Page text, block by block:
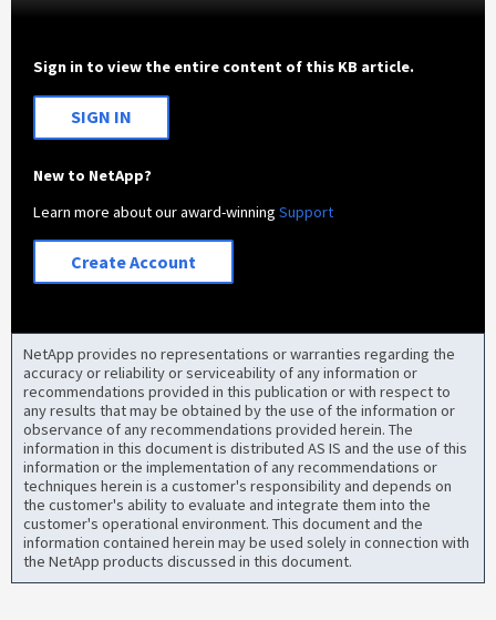
Sign in to view the entire content of this KB article.
SIGN IN
New to NetApp?
Learn more about our award-winningSupport
Create Account
NetApp provides no representations or warranties regarding the
accuracy or reliability or serviceability of any information or
recommendations provided in this publication or with respect to
any results that may be obtained by the use of the information or
observance of any recommendations provided herein. The
information in this document is distributed AS IS and the use of this
information or the implementation of any recommendations or
techniques herein is a customer's responsibility and depends on
the customer's ability to evaluate and integrate them into the
customer's operational environment. This document and the
information contained herein may be used solely in connection with
the NetApp products discussed in this document.